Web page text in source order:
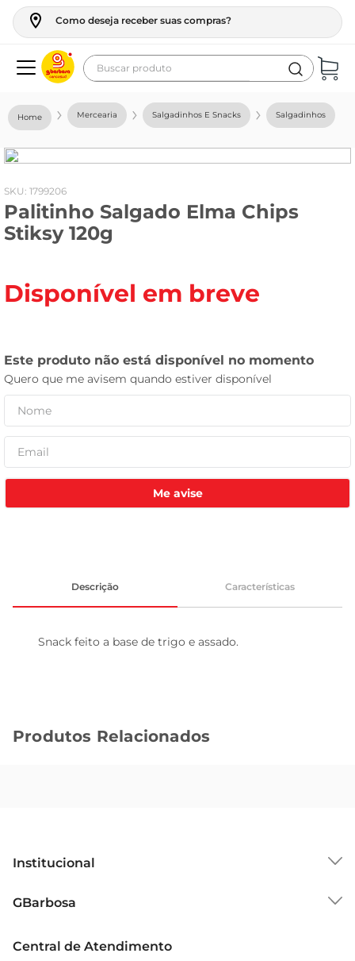
Como deseja receber suas compras?
Buscar produto
Mercearia Salgadinhos E Snacks Salgadinhos
: 1799206
Palitinho Salgado Elma Chips
Stiksy 120g
Disponível em breve
Me avise
Descrição Características
Snack feito a base de trigo e assado.
Produtos Relacionados
Institucional
Grupo Cencosud
Sobre Privacidade
GBarbosa
Garantia Estendida
Central de Atendimento
geladeira
fogao
café
cerveja
leite
tv